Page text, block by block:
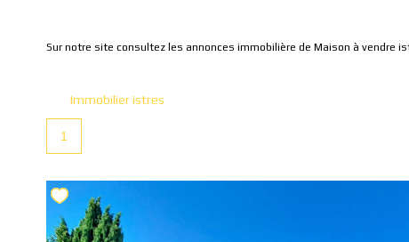
Sur notre site consultez les annonces immobilière de Maison à vendre
Immobilier istres
1